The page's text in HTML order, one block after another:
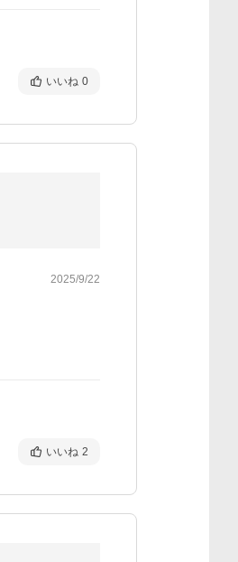
いいね 0
2025/9/22
いいね 2